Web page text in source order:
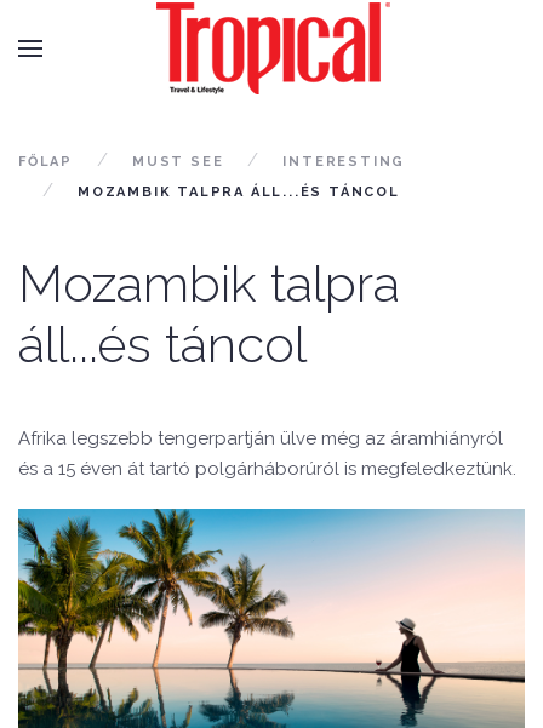
FŐLAP MUST SEE
INTERESTING
MOZAMBIK TALPRA ÁLL...ÉS TÁNCOL
Mozambik talpra
áll...és táncol
Afrika legszebb tengerpartján ülve még az áramhiányról
és a 15 éven át tartó polgárháborúról is megfeledkeztünk.